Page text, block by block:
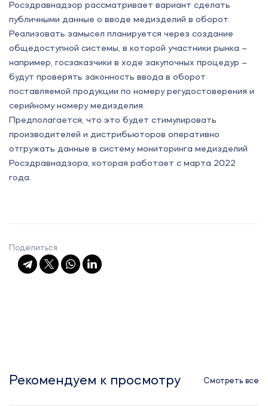
Росздравнадзор рассматривает вариант сделать
публичными данные о вводе медизделий в оборот.
Реализовать замысел планируется через создание
общедоступной системы, в которой участники рынка –
например, госзаказчики в ходе закупочных процедур –
будут проверять законность ввода в оборот
поставляемой продукции по номеру регудостоверения и
серийному номеру медизделия.
Предполагается, что это будет стимулировать
производителей и дистрибьюторов оперативно
отгружать данные в систему мониторинга медизделий
Росздравнадзора, которая работает с марта 2022
года.
Поделиться
Рекомендуем к просмотру Смотреть все